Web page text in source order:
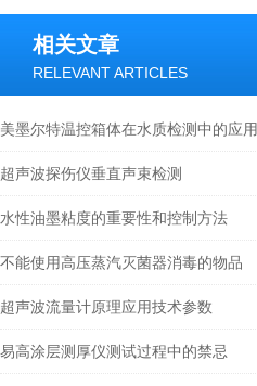
相关文章
RELEVANT ARTICLES
美墨尔特温控箱体在水质检测中的应用
超声波探伤仪垂直声束检测
水性油墨粘度的重要性和控制方法
不能使用高压蒸汽灭菌器消毒的物品
超声波流量计原理应用技术参数
易高涂层测厚仪测试过程中的禁忌